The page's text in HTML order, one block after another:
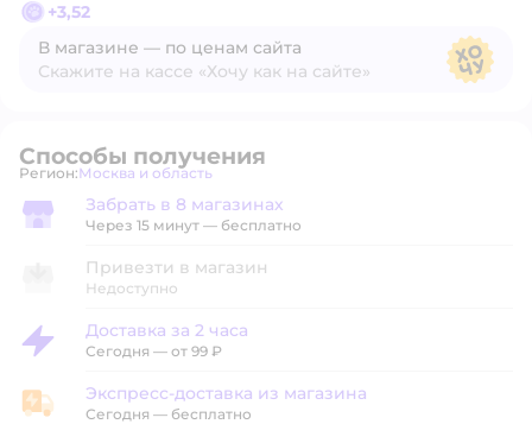
+3,52
В магазине — по ценам сайта
Скажите на кассе «Хочу как на сайте»
Способы получения
Регион: Выбор адреса доставки.
Москва и область
Забрать в магазине
Забрать в 8 магазинах
Через 15 минут — бесплатно
Привезти в магазин
Недоступно
Доставка за 2 часа
Доставка за 2 часа
Сегодня — от 99 ₽
Экспресс-доставка из магазина
Экспресс-доставка из магазина
Сегодня — бесплатно